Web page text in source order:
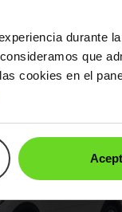
durante
que
cookies en el
100
Manual